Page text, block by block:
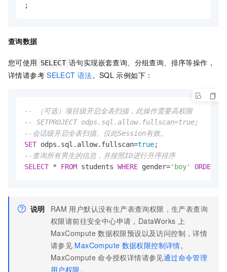
;
查询数据
您可使用 SELECT 语句实现嵌套查询、分组查询、排序等操作，
详情请参考 SELECT 语法。SQL 示例如下：
-- （可选）项目级开启全表扫描，此操作需要高权限
-- SETPROJECT odps.sql.allow.fullscan=true;
--会话级开启全表扫描。仅此Session有效。
SET odps.sql.allow.fullscan=true
--查询所有男生的信息，并按照ID进行升序排序
SELECT * FROM students WHERE gender='boy' ORDER
说明 RAM 用户默认没有生产表查询权限，生产表查询
权限请前往安全中心申请，DataWorks 上
MaxCompute 数据权限预设以及访问控制，详情
请参见 MaxCompute 数据权限控制详情。
MaxCompute 命令授权详情请参见通过命令管理
用户权限。